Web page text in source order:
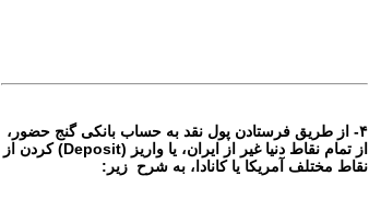
۴- از طریق فرستادن پول نقد به حساب بانکی گنج حضور،
از تمام نقاط دنیا غیر از ایران، یا واریز (Deposit) کردن از
نقاط مختلف آمریکا یا کانادا، به شرح زیر: